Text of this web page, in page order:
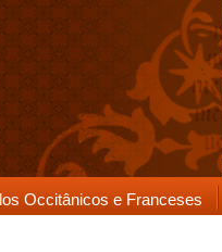
Occitânicos e Franceses